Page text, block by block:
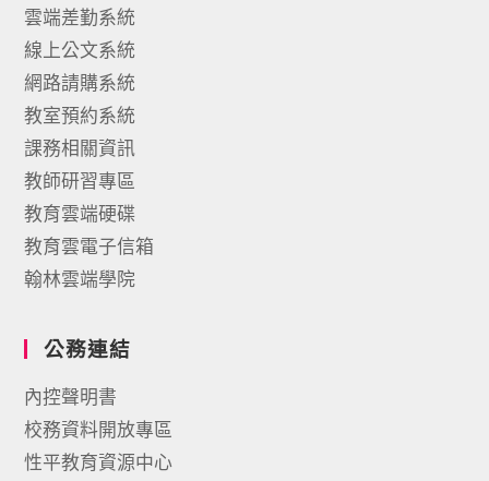
雲端差勤系統
線上公文系統
網路請購系統
教室預約系統
課務相關資訊
教師研習專區
教育雲端硬碟
教育雲電子信箱
翰林雲端學院
公務連結
內控聲明書
校務資料開放專區
性平教育資源中心